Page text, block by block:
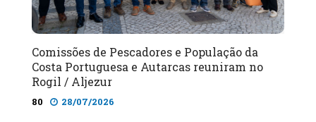
Comissões de Pescadores e População da
Costa Portuguesa e Autarcas reuniram no
Rogil / Aljezur
80 28/07/2026